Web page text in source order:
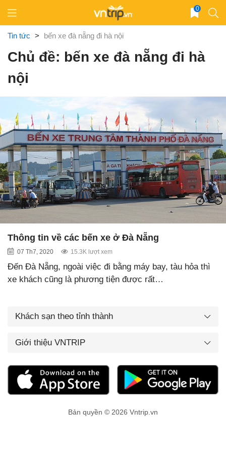
content
0
Tin tức > bến xe đà nẵng đi hà nội
Chủ đề: bến xe đà nẵng đi hà
nội
Thông tin về các bến xe ở Đà Nẵng
07 Th7, 2020 15.3K lượt xem
Đến Đà Nẵng, ngoài việc đi bằng máy bay, tàu hỏa thì
xe khách cũng là phương tiện được rất…
Khách sạn theo tỉnh thành
Giới thiệu VNTRIP
Bản quyền © 2026 Vntrip.vn